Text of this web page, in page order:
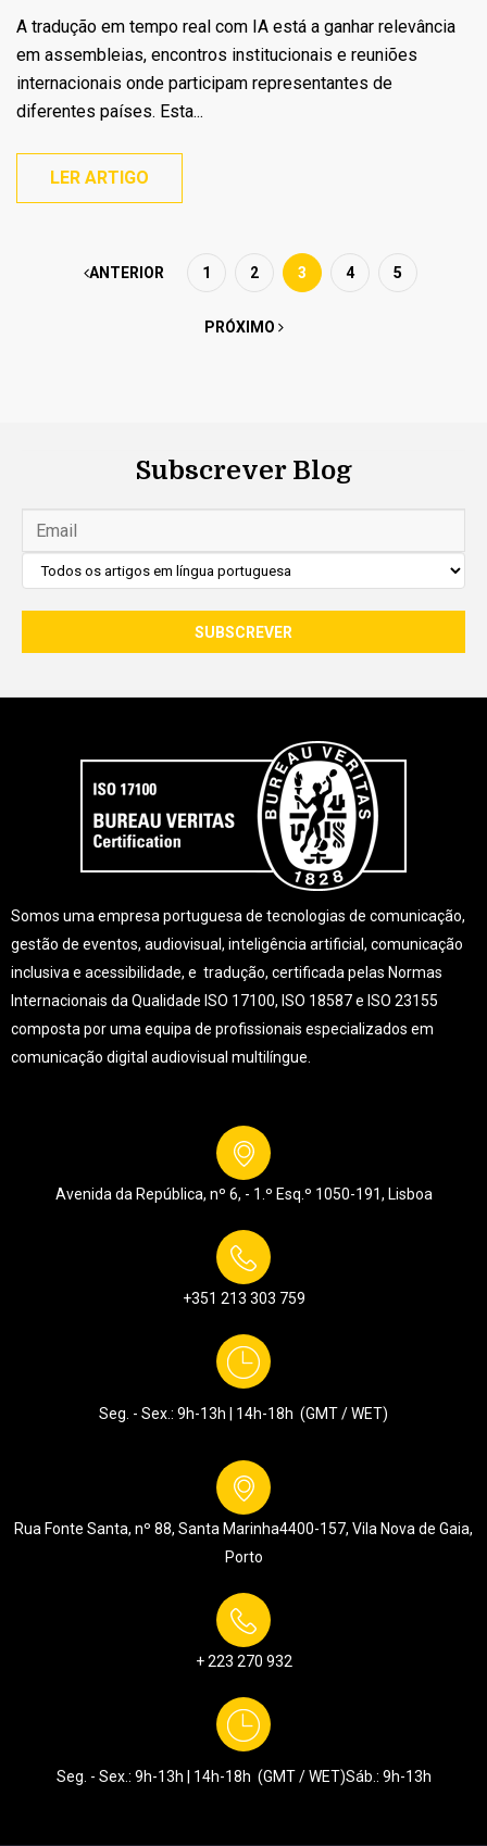
A tradução em tempo real com IA está a ganhar relevância
em assembleias, encontros institucionais e reuniões
internacionais onde participam representantes de
diferentes países. Esta...
LER ARTIGO
ANTERIOR 1 2 3 4 5
PRÓXIMO
Subscrever Blog
Somos uma empresa portuguesa de tecnologias de comunicação,
gestão de eventos, audiovisual, inteligência artificial, comunicação
inclusiva e acessibilidade, e tradução, certificada pelas Normas
Internacionais da Qualidade ISO 17100, ISO 18587 e ISO 23155
composta por uma equipa de profissionais especializados em
comunicação digital audiovisual multilíngue.
Avenida da República, nº 6, - 1.º Esq.º 1050-191, Lisboa
+351 213 303 759
Seg. - Sex.: 9h-13h | 14h-18h (GMT / WET)
Rua Fonte Santa, nº 88, Santa Marinha4400-157, Vila Nova de Gaia,
Porto
+ 223 270 932
Seg. - Sex.: 9h-13h | 14h-18h (GMT / WET)Sáb.: 9h-13h